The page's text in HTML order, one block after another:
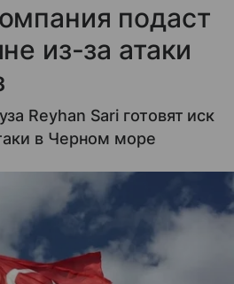
подаст
из-за атаки
Reyhan Sari готовят иск
в Черном море